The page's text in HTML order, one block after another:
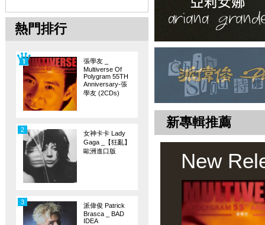
熱門排行
張學友 _
Multiverse Of
Polygram 55TH
Anniversary-張
學友 (2CDs)
女神卡卡 Lady
Gaga _【狂亂】
歐洲進口版
2
派偉俊 Patrick
Brasca _ BAD
IDEA
3
新專輯推薦
New